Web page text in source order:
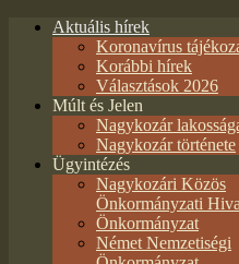
Aktuális hírek
Koronavírus
Korábbi hírek
Választások 2026
Múlt és Jelen
Nagykozár
Nagykozár története
Ügyintézés
Nagykozári Közös
Önkormányzati
Önkormányzat
Német Nemzetiségi